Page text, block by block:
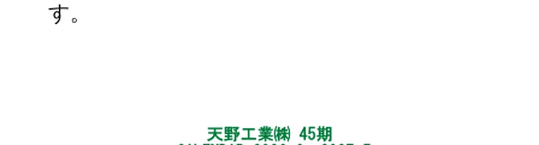
す。